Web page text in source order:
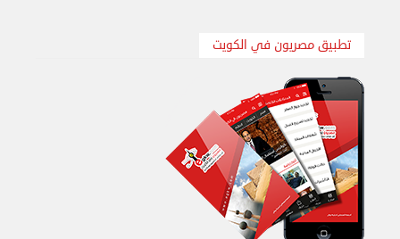
تطبيق مصريون في الكويت